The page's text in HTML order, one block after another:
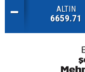
ALTIN
6659.71